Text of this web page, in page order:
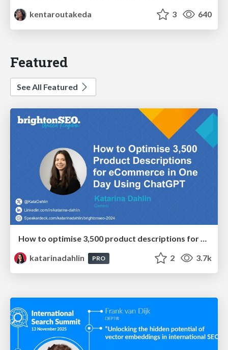
kentaroutakeda
3 640
Featured
See All Featured
How to optimise 3,500 product descriptions for ecommerce in one day using ChatGPT
katarinadahlin
PRO 2 3.7k